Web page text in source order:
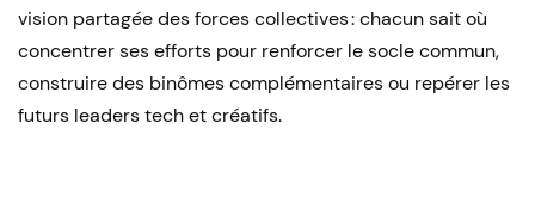
vision partagée des forces collectives : chacun sait où
concentrer ses efforts pour renforcer le socle commun,
construire des binômes complémentaires ou repérer les
futurs leaders tech et créatifs.